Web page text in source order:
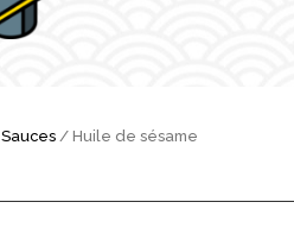
Sauces/ Huile de sésame